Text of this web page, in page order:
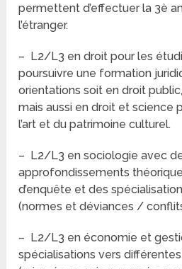
permettent d’effectuer la 3è
l’étranger.
– L2/L3 en droit pour les
poursuivre une formation
orientations soit en droit
mais aussi en droit et science
l’art et du patrimoine culturel.
– L2/L3 en sociologie avec
approfondissements
d’enquête et des
(normes et déviances /
– L2/L3 en économie et
spécialisations vers